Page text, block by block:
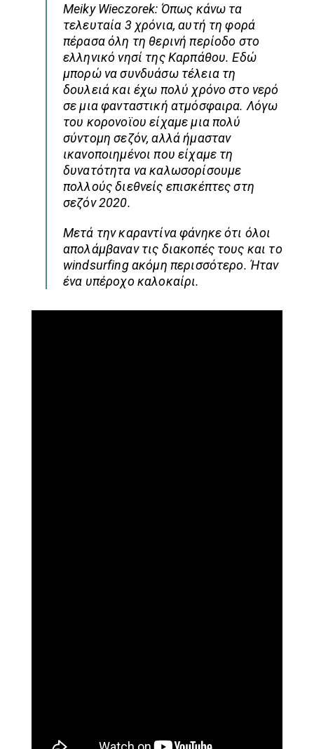
Meiky Wieczorek: Όπως κάνω τα
τελευταία 3 χρόνια, αυτή τη φορά
πέρασα όλη τη θερινή περίοδο στο
ελληνικό νησί της Καρπάθου. Εδώ
μπορώ να συνδυάσω τέλεια τη
δουλειά και έχω πολύ χρόνο στο νερό
σε μια φανταστική ατμόσφαιρα. Λόγω
του κορονοϊου είχαμε μια πολύ
σύντομη σεζόν, αλλά ήμασταν
ικανοποιημένοι που είχαμε τη
δυνατότητα να καλωσορίσουμε
πολλούς διεθνείς επισκέπτες στη
σεζόν 2020.
Μετά την καραντίνα φάνηκε ότι όλοι
απολάμβαναν τις διακοπές τους και το
windsurfing ακόμη περισσότερο. Ήταν
ένα υπέροχο καλοκαίρι.